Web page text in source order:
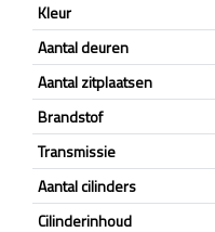
Kleur
Aantal deuren
Aantal zitplaatsen
Brandstof
Transmissie
Aantal cilinders
Cilinderinhoud